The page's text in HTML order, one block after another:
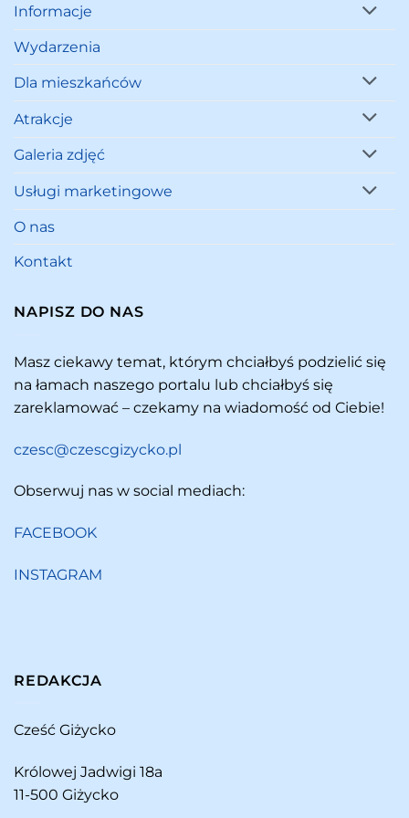
Informacje
Wydarzenia
Dla mieszkańców
Atrakcje
Galeria zdjęć
Usługi marketingowe
O nas
Kontakt
NAPISZ DO NAS
Masz ciekawy temat, którym chciałbyś podzielić się
na łamach naszego portalu lub chciałbyś się
zareklamować – czekamy na wiadomość od Ciebie!
czesc@czescgizycko.pl
Obserwuj nas w social mediach:
FACEBOOK
INSTAGRAM
REDAKCJA
Cześć Giżycko
Królowej Jadwigi 18a
11-500 Giżycko